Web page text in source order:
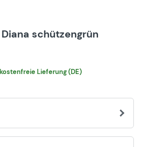
von 5 von 5 Sternen
schützengrün
Lieferung (DE)